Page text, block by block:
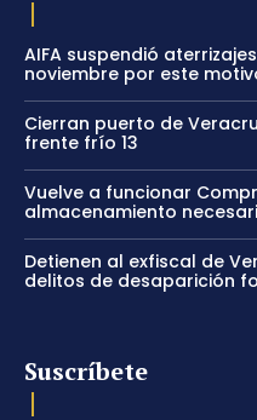
AIFA suspendió
noviembre por este
Cierran puerto de
frente frío 13
Vuelve a funcionar
almacenamiento
Detienen al exfiscal de
delitos de desaparición
Suscríbete